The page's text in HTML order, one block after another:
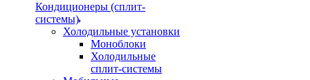
Кондиционеры (сплит-
системы)
Холодильные установки
Моноблоки
Холодильные
сплит-системы